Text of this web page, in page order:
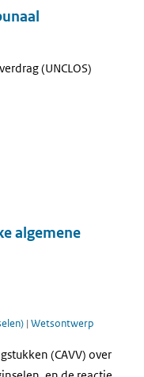
(UNCLOS)
algemene
| Wetsontwerp
(CAVV) over